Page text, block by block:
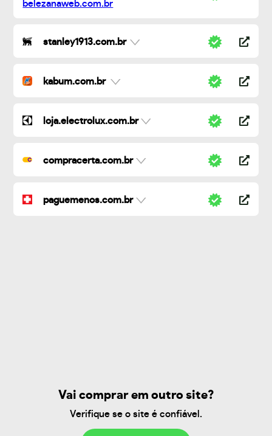
stanley1913.com.br
kabum.com.br
loja.electrolux.com.br
compracerta.com.br
paguemenos.com.br
Vai comprar em outro site?
Verifique se o site é confiável.